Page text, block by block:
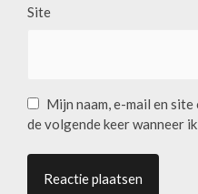
Site
Mijn naam, e-mail en
de volgende keer wanneer